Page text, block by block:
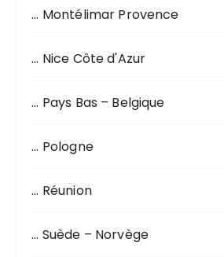
… Montélimar Provence
… Nice Côte d'Azur
… Pays Bas – Belgique
… Pologne
… Réunion
… Suède – Norvège